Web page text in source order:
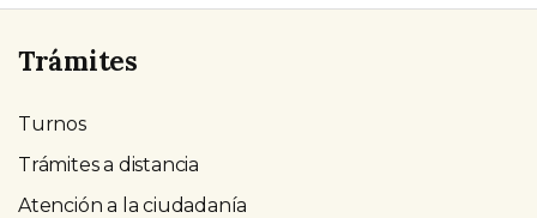
Trámites
Turnos
Trámites a distancia
Atención a la ciudadanía